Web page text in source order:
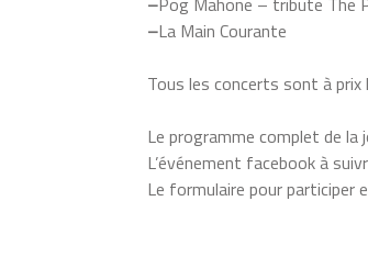
–La Main Courante
Tous les concerts sont à
Le programme complet de la
L’événement facebook à
Le formulaire pour participer